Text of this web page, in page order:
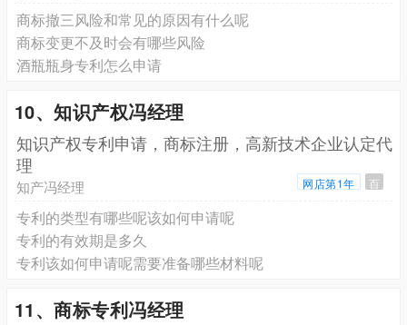
商标撤三风险和常见的原因有什么呢
商标变更不及时会有哪些风险
酒瓶瓶身专利怎么申请
10、知识产权冯经理
知识产权专利申请，商标注册，高新技术企业认定代
理
知产冯经理 网店第1年 百
专利的类型有哪些呢该如何申请呢
专利的有效期是多久
专利该如何申请呢需要准备哪些材料呢
11、商标专利冯经理